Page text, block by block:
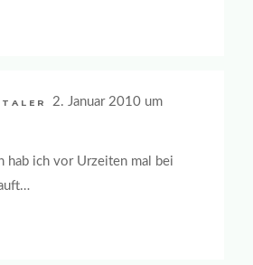
2. Januar 2010 um
hab ich vor Urzeiten mal bei